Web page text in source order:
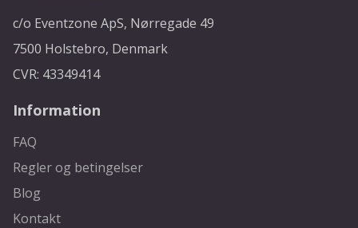
c/o Eventzone ApS, Nørregade 49
7500 Holstebro, Denmark
CVR: 43349414
Information
FAQ
Regler og betingelser
Blog
Kontakt